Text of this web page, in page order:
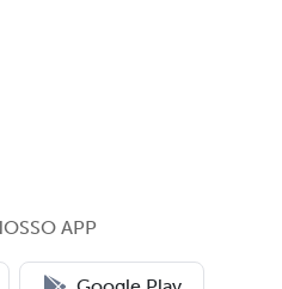
APP